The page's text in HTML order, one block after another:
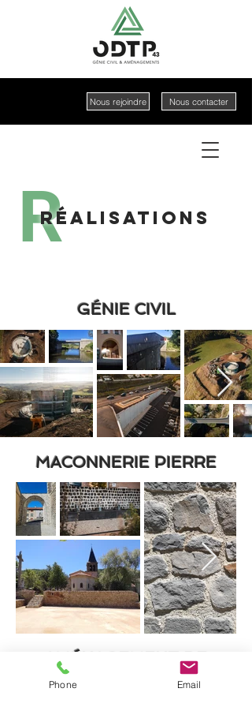
Nous rejoindre Nous contacter
R
RÉALISATIONS
GÉNIE CIVIL
MACONNERIE PIERRE
AMÉNAGEMENT DE
Phone Email